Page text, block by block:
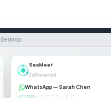
Desktop
00:04